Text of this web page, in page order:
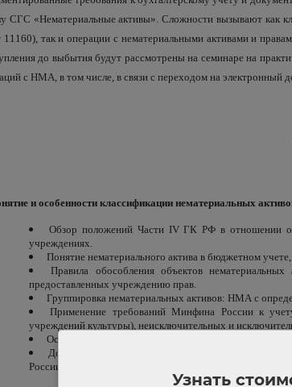
СГС «Нематериальные активы». Сложности вызывают как
11160), так и операции с нематериальными активами и
до выбытия будут рассмотрены на семинаре на
с НМА, в том числе, в связи с переходом на электронный
и особенности классификации нематериальных
Обзор положений Части IV ГК РФ в отношении
учреждениях.
Понятие нематериального актива в бюджетном
Правила обособления объектов
предоставленных учреждению прав.
Группировка нематериальных активов: НМА с
Применение требований Минфина России к
учреждений культуры), неисключительных и
Особенности определения инвентарных объектов
Документальное оформление операций с НМА и
России от 15.04.2021 &numero;61н.
Узнать